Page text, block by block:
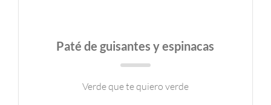
Paté de guisantes y espinacas
Verde que te quiero verde